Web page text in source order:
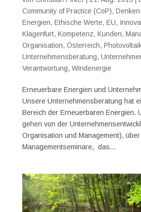
Community of Practice (CoP), Denken,
Energien, Ethische Werte, EU,
Klagenfurt, Kompetenz, Kunden,
Organisation, Österreich,
Unternehmensberatung,
Verantwortung, Windenergie
Erneuerbare Energien und
Unsere Unternehmensberatung hat
Bereich der Erneuerbaren Energien.
gehen von der
Organisation und Management), über
Managementseminare, das...